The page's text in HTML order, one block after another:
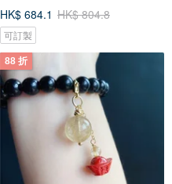
HK$ 684.1 HK$ 804.8
可訂製
88 折